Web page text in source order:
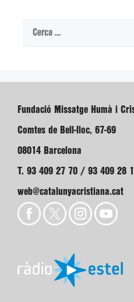
Cerca:
Fundació Missatge Humà i
Comtes de Bell-lloc, 67-69
08014 Barcelona
T. 93 409 27 70 / 93 409 28
web@catalunyacristiana.cat